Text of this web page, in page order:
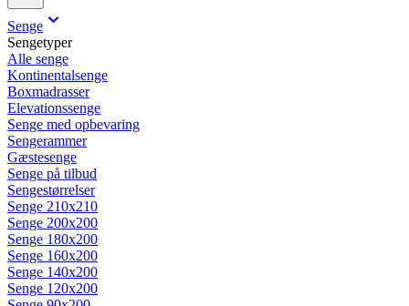
Senge
Sengetyper
Alle senge
Kontinentalsenge
Boxmadrasser
Elevationssenge
Senge med opbevaring
Sengerammer
Gæstesenge
Senge på tilbud
Sengestørrelser
Senge 210x210
Senge 200x200
Senge 180x200
Senge 160x200
Senge 140x200
Senge 120x200